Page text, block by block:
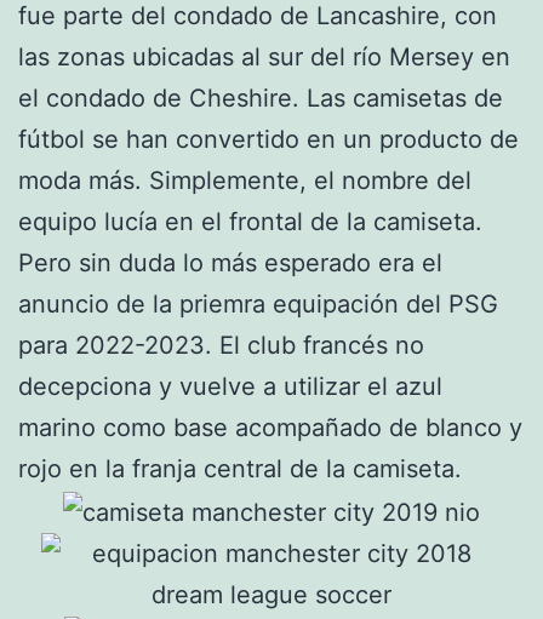
fue parte del condado de Lancashire, con
las zonas ubicadas al sur del río Mersey en
el condado de Cheshire. Las camisetas de
fútbol se han convertido en un producto de
moda más. Simplemente, el nombre del
equipo lucía en el frontal de la camiseta.
Pero sin duda lo más esperado era el
anuncio de la priemra equipación del PSG
para 2022-2023. El club francés no
decepciona y vuelve a utilizar el azul
marino como base acompañado de blanco y
rojo en la franja central de la camiseta.